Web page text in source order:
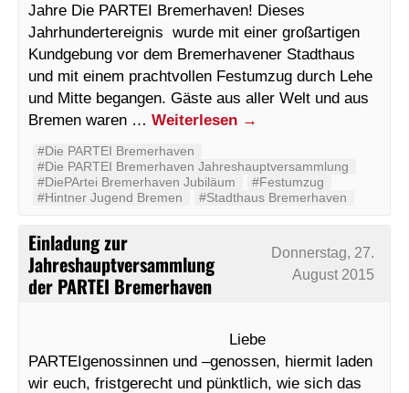
Jahre Die PARTEI Bremerhaven! Dieses
Jahrhundertereignis wurde mit einer großartigen
Kundgebung vor dem Bremerhavener Stadthaus
und mit einem prachtvollen Festumzug durch Lehe
und Mitte begangen. Gäste aus aller Welt und aus
Bremen waren … Weiterlesen →
#Die PARTEI Bremerhaven
#Die PARTEI Bremerhaven Jahreshauptversammlung
#DiePArtei Bremerhaven Jubiläum
#Festumzug
#Hintner Jugend Bremen
#Stadthaus Bremerhaven
Einladung zur
Jahreshauptversammlung
der PARTEI Bremerhaven
Donnerstag, 27.
August 2015
Liebe
PARTEIgenossinnen und –genossen, hiermit laden
wir euch, fristgerecht und pünktlich, wie sich das